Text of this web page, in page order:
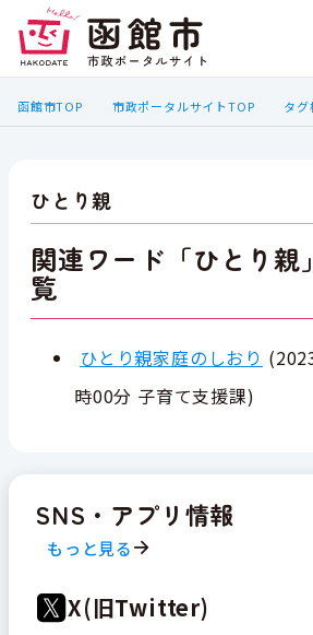
函館市TOP 市政ポータルサイトTOP タグ
ひとり親
関連ワード「ひとり親
覧
ひとり親家庭のしおり (
時00分 子育て支援課)
SNS・アプリ情報
もっと見る
X(旧Twitter)